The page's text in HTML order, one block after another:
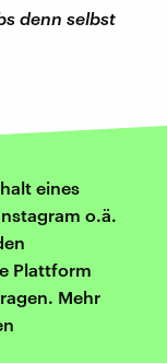
denn selbst
eines
o.ä.
Plattform
Mehr